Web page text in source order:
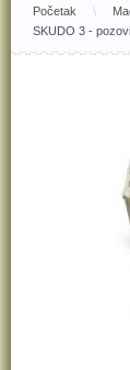
Početak \
SKUDO 3 -